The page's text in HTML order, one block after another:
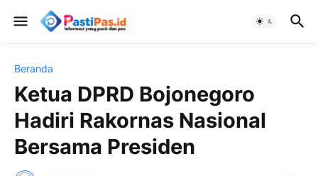
Beranda
Ketua DPRD Bojonegoro
Hadiri Rakornas Nasional
Bersama Presiden